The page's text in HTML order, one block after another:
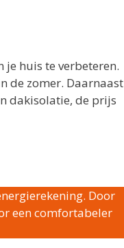
je huis te verbeteren.
de zomer. Daarnaast
dakisolatie, de prijs
Door
een comfortabeler